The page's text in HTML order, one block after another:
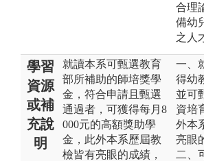
合理
備幼
之人
學習
資源
或補
充說
明
就讀本系可甄選教育
部所補助的師培獎學
金，符合申請且甄選
通過者，可獲得每月8
000元的高額獎助學
金，此外本系歷屆教
檢皆有亮眼的成績，
一、
得幼
並可
資培
外本
亮眼
二、